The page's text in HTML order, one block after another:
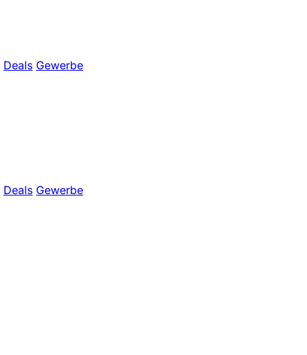
Deals Gewerbe
Deals Gewerbe